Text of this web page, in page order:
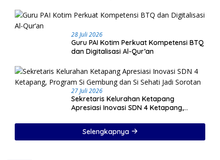
28 Juli 2026
Guru PAI Kotim Perkuat Kompetensi BTQ
dan Digitalisasi Al-Qur’an
27 Juli 2026
Sekretaris Kelurahan Ketapang
Apresiasi Inovasi SDN 4 Ketapang,
Sorotan
Selengkapnya